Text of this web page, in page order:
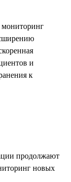
и
к
продолжают
новых